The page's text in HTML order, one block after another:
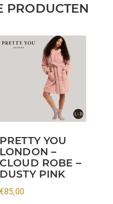
PRODUCTEN
PRETTY YOU
LONDON –
CLOUD ROBE –
DUSTY PINK
€85,00
Dit
optie
kan
gekozen
worden
op
de